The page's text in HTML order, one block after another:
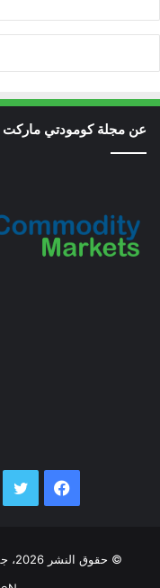
عن مجلة كومودتي ماركت
فيسبوك
© حقوق النشر 2026، جميع الحقوق محفوظة |